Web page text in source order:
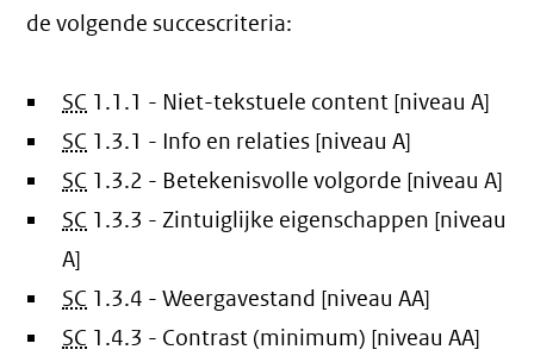
de volgende succescriteria:
SC 1.1.1 - Niet-tekstuele content [niveau A]
SC 1.3.1 - Info en relaties [niveau A]
SC 1.3.2 - Betekenisvolle volgorde [niveau A]
SC 1.3.3 - Zintuiglijke eigenschappen [niveau
A]
SC 1.3.4 - Weergavestand [niveau AA]
SC 1.4.3 - Contrast (minimum) [niveau AA]